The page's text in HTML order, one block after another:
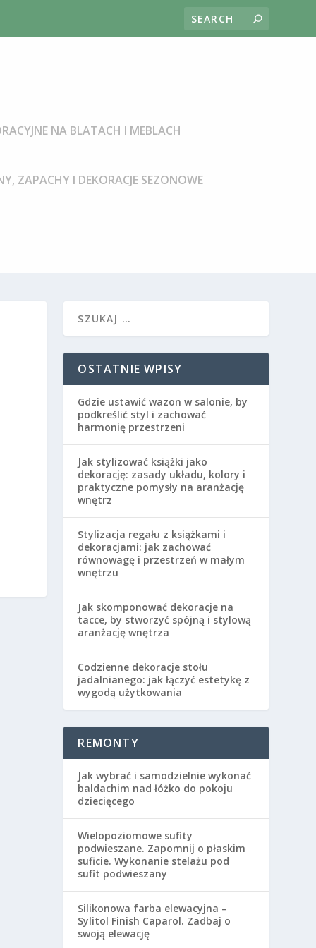
NA BLATACH I MEBLACH
ZAPACHY I DEKORACJE SEZONOWE
OSTATNIE WPISY
Gdzie ustawić wazon w salonie, by
podkreślić styl i zachować
harmonię przestrzeni
Jak stylizować książki jako
dekorację: zasady układu, kolory i
praktyczne pomysły na aranżację
wnętrz
Stylizacja regału z książkami i
dekoracjami: jak zachować
równowagę i przestrzeń w małym
wnętrzu
Jak skomponować dekoracje na
tacce, by stworzyć spójną i stylową
aranżację wnętrza
Codzienne dekoracje stołu
jadalnianego: jak łączyć estetykę z
wygodą użytkowania
REMONTY
Jak wybrać i samodzielnie wykonać
baldachim nad łóżko do pokoju
dziecięcego
Wielopoziomowe sufity
podwieszane. Zapomnij o płaskim
suficie. Wykonanie stelażu pod
sufit podwieszany
Silikonowa farba elewacyjna –
Sylitol Finish Caparol. Zadbaj o
swoją elewację